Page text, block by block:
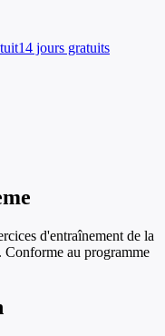
14 jours gratuits
d'entraînement de la
. Conforme au programme